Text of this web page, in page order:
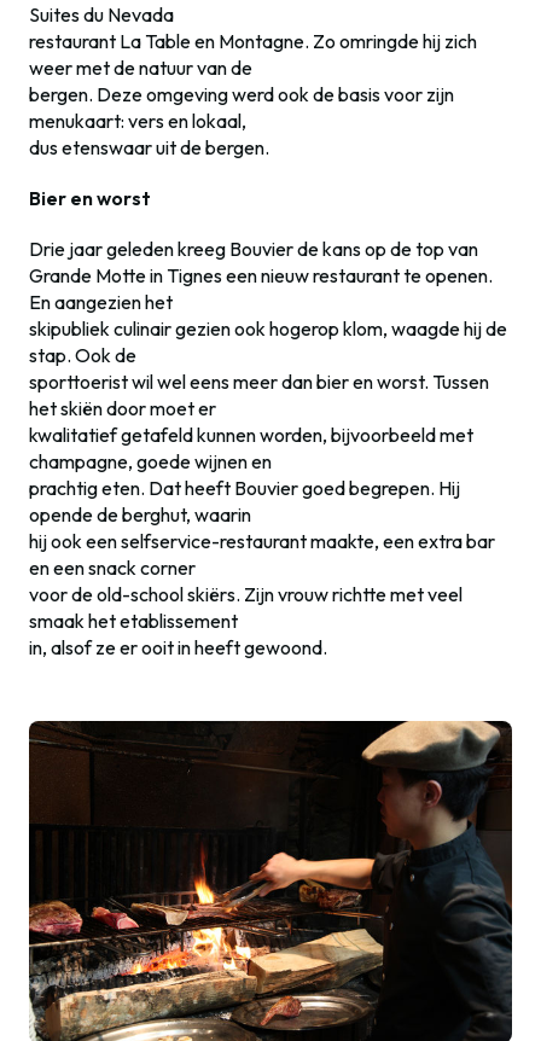
Suites du Nevada
restaurant La Table en Montagne. Zo omringde hij zich
weer met de natuur van de
bergen. Deze omgeving werd ook de basis voor zijn
menukaart: vers en lokaal,
dus etenswaar uit de bergen.
Bier en worst
Drie jaar geleden kreeg Bouvier de kans op de top van
Grande Motte in Tignes een nieuw restaurant te openen.
En aangezien het
skipubliek culinair gezien ook hogerop klom, waagde hij de
stap. Ook de
sporttoerist wil wel eens meer dan bier en worst. Tussen
het skiën door moet er
kwalitatief getafeld kunnen worden, bijvoorbeeld met
champagne, goede wijnen en
prachtig eten. Dat heeft Bouvier goed begrepen. Hij
opende de berghut, waarin
hij ook een selfservice-restaurant maakte, een extra bar
en een snack corner
voor de old-school skiërs. Zijn vrouw richtte met veel
smaak het etablissement
in, alsof ze er ooit in heeft gewoond.